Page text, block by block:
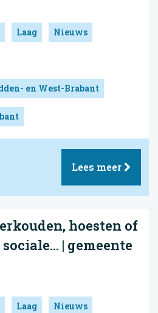
Laag Nieuws
en West-Brabant
Lees meer
hoesten of
| gemeente
Laag Nieuws